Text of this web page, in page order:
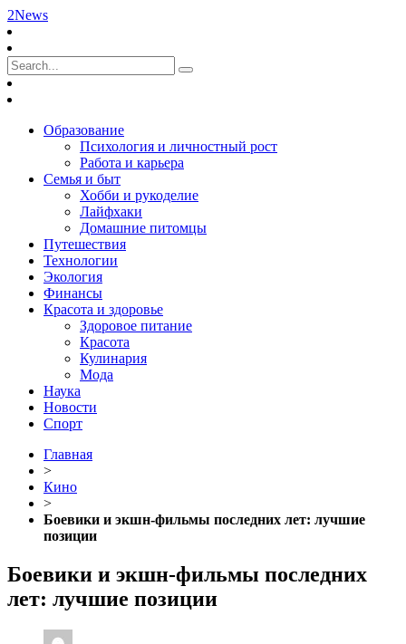
2News
Образование
Психология и личностный рост
Работа и карьера
Семья и быт
Хобби и рукоделие
Лайфхаки
Домашние питомцы
Путешествия
Технологии
Экология
Финансы
Красота и здоровье
Здоровое питание
Красота
Кулинария
Мода
Наука
Новости
Спорт
Главная
>
Кино
>
Боевики и экшн-фильмы последних лет: лучшие
позиции
Боевики и экшн-фильмы последних
лет: лучшие позиции